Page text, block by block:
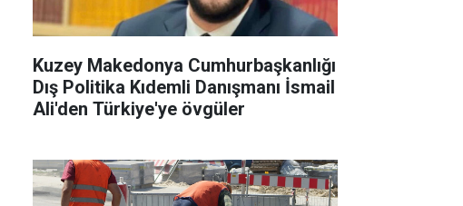
Kuzey Makedonya Cumhurbaşkanlığı
Dış Politika Kıdemli Danışmanı İsmail
Ali'den Türkiye'ye övgüler